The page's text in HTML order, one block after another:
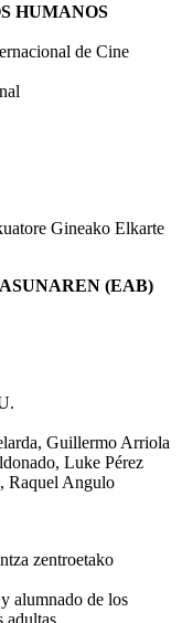
HUMANOS
de Cine
Gineako Elkarte
(EAB)
Guillermo Arriola
Luke Pérez
Raquel Angulo
zentroetako
alumnado de los